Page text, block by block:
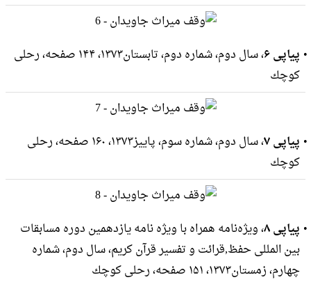
پیاپی ۶
، سال دوم، شماره دوم، تابستان۱۳۷۳، ۱۴۴ صفحه، رحلى
كوچك
پیاپی ۷
، سال دوم، شماره سوم، پاییز۱۳۷۳، ۱۶۰ صفحه، رحلى
كوچك
پیاپی ۸ ، ویژه‌نامه همراه با ویژه نامه یازدهمین دوره مسابقات
بین المللی حفظ,قرائت و تفسیر قرآن کریم، سال دوم، شماره
چهارم، زمستان۱۳۷۳، ۱۵۱ صفحه، رحلى كوچك